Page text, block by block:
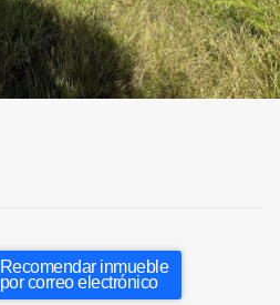
Recomendar inmueble
por correo electrónico